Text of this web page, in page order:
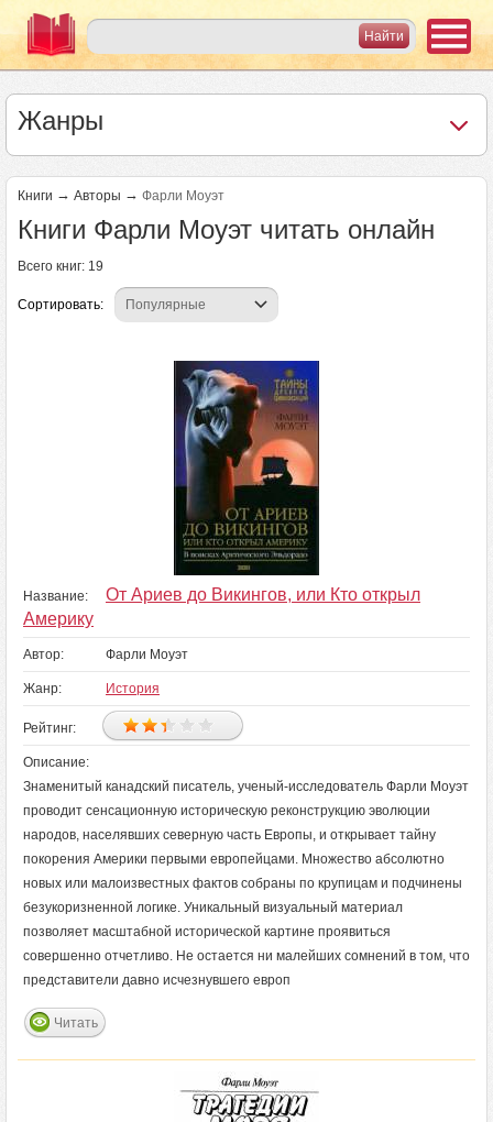
Жанры
Книги → Авторы → Фарли Моуэт
Книги Фарли Моуэт читать онлайн
Всего книг: 19
Сортировать:
Название:
От Ариев до Викингов, или Кто открыл
Америку
Автор: Фарли Моуэт
Жанр: История
Рейтинг:
Описание:
Знаменитый канадский писатель, ученый-исследователь Фарли Моуэт
проводит сенсационную историческую реконструкцию эволюции
народов, населявших северную часть Европы, и открывает тайну
покорения Америки первыми европейцами. Множество абсолютно
новых или малоизвестных фактов собраны по крупицам и подчинены
безукоризненной логике. Уникальный визуальный материал
позволяет масштабной исторической картине проявиться
совершенно отчетливо. Не остается ни малейших сомнений в том, что
представители давно исчезнувшего европ
Читать